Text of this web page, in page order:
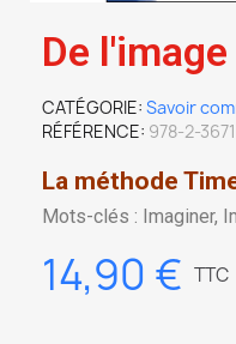
De
CATÉGORIE Savoir
RÉFÉRENCE 978-2-
La méthode
Mots-clés : Imaginer,
14,90 € TTC